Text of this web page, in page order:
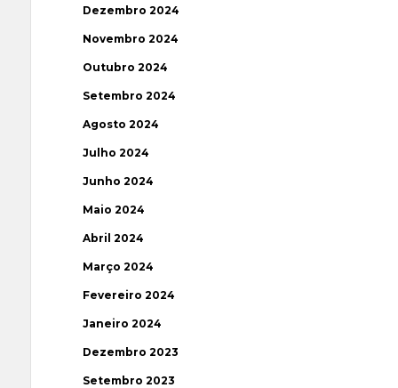
Dezembro 2024
Novembro 2024
Outubro 2024
Setembro 2024
Agosto 2024
Julho 2024
Junho 2024
Maio 2024
Abril 2024
Março 2024
Fevereiro 2024
Janeiro 2024
Dezembro 2023
Setembro 2023